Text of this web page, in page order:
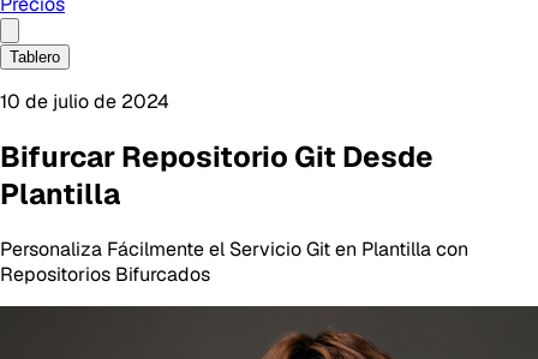
Tablero
10 de julio de 2024
Bifurcar Repositorio Git Desde
Plantilla
Personaliza Fácilmente el Servicio Git en Plantilla con
Repositorios Bifurcados